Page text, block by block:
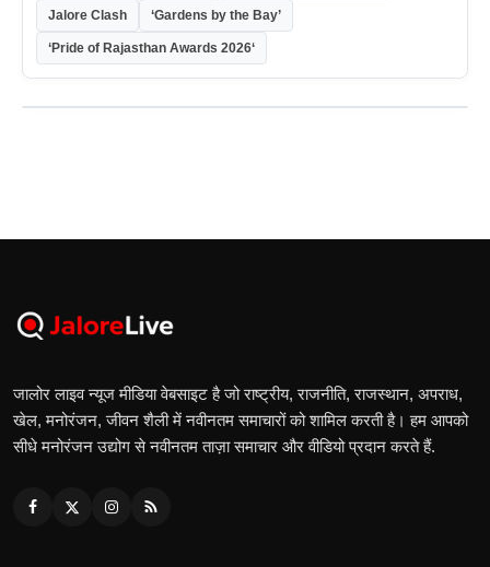
Jalore Clash ‘Gardens by the Bay’
‘Pride of Rajasthan Awards 2026‘
जालोर लाइव न्यूज मीडिया वेबसाइट है जो राष्ट्रीय, राजनीति, राजस्थान, अपराध,
खेल, मनोरंजन, जीवन शैली में नवीनतम समाचारों को शामिल करती है। हम आपको
सीधे मनोरंजन उद्योग से नवीनतम ताज़ा समाचार और वीडियो प्रदान करते हैं.